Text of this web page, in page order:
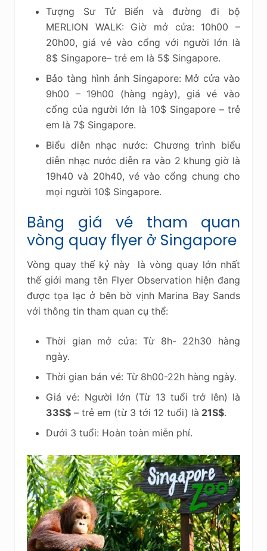
Tượng Sư Tử Biển và đường đi bộ
MERLION WALK: Giờ mở cửa: 10h00 –
20h00, giá vé vào cổng với người lớn là
8$ Singapore– trẻ em là 5$ Singapore.
Bảo tàng hình ảnh Singapore: Mở cửa vào
9h00 – 19h00 (hàng ngày), giá vé vào
cổng của người lớn là 10$ Singapore – trẻ
em là 7$ Singapore.
Biểu diễn nhạc nước: Chương trình biểu
diễn nhạc nước diễn ra vào 2 khung giờ là
19h40 và 20h40, vé vào cổng chung cho
mọi người 10$ Singapore.
Bảng giá vé tham quan
vòng quay flyer ở Singapore
Vòng quay thế kỷ này là vòng quay lớn nhất
thế giới mang tên Flyer Observation hiện đang
được tọa lạc ở bên bờ vịnh Marina Bay Sands
với thông tin tham quan cụ thể:
Thời gian mở cửa: Từ 8h- 22h30 hàng
ngày.
Thời gian bán vé: Từ 8h00-22h hàng ngày.
Giá vé: Người lớn (Từ 13 tuổi trở lên) là
33S$ – trẻ em (từ 3 tới 12 tuổi) là 21S$.
Dưới 3 tuổi: Hoàn toàn miễn phí.